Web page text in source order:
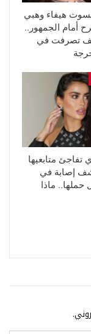
هيفاء وهبي
أمام الجمهور..
تصرفت في
متابعيها
إصابة في
حملها.. ماذا